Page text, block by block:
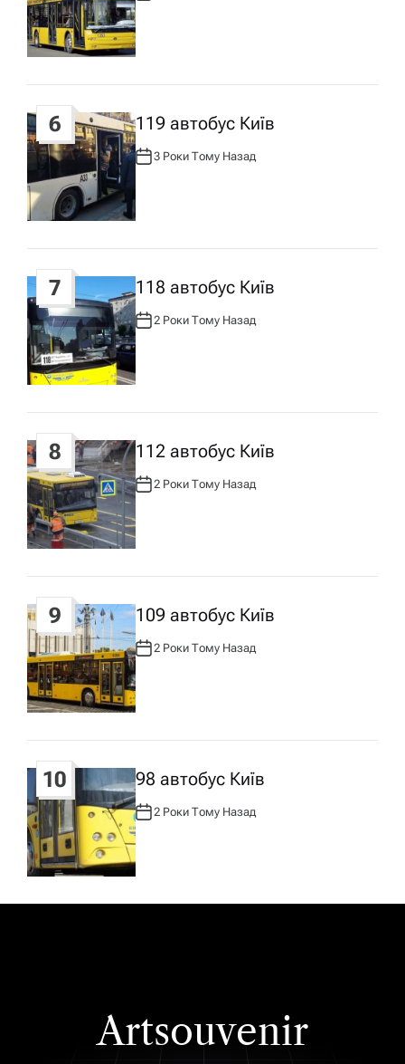
В
Т
О
Р
:
6 119 автобус Київ
А
Р
:
3 Роки Тому Назад
7 118 автобус Київ
А
В
Т
Р
:
2 Роки Тому Назад
8 112 автобус Київ
А
В
О
Р
:
2 Роки Тому Назад
9 109 автобус Київ
А
В
Т
О
Р
:
2 Роки Тому Назад
10 98 автобус Київ
А
В
Т
О
Р
:
2 Роки Тому Назад
Artsouvenir